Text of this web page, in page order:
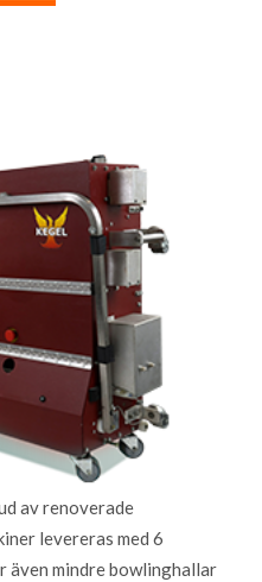
av renoverade
levereras med 6
även mindre bowlinghallar